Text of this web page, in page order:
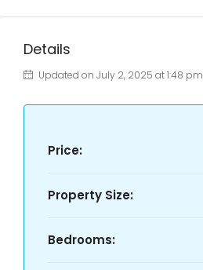
Details
Updated on July 2, 2025 at 1:48 pm
Price:
Property Size:
Bedrooms: